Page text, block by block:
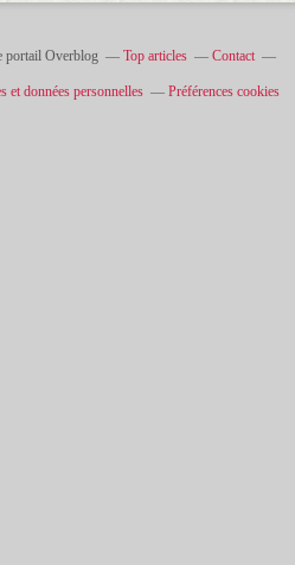
portail Overblog Top articles Contact
et données personnelles Préférences cookies